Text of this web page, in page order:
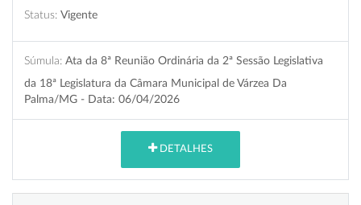
Status: Vigente
Súmula: Ata da 8ª Reunião Ordinária da 2ª Sessão Legislativa
da 18ª Legislatura da Câmara Municipal de Várzea Da
Palma/MG - Data: 06/04/2026
DETALHES